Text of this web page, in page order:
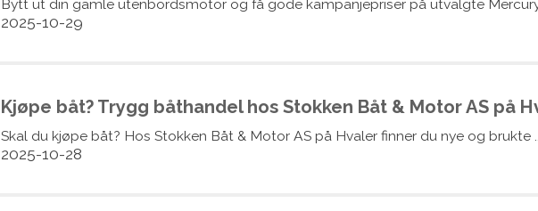
Bytt ut din gamle utenbordsmotor og få gode kampanjepriser på utvalgte
2025-10-29
Kjøpe båt? Trygg båthandel hos Stokken Båt & Motor AS på
Skal du kjøpe båt? Hos Stokken Båt & Motor AS på Hvaler finner du nye og brukte
2025-10-28